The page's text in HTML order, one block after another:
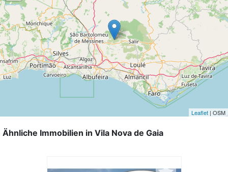
Leaflet | OSM
Ähnliche Immobilien in Vila Nova de Gaia